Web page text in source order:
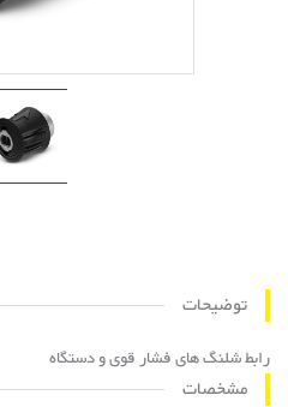
توضیحات
رابط شلنگ های فشار قوی و دستگاه
مشخصات